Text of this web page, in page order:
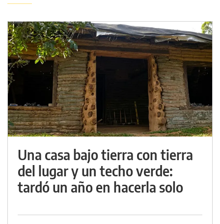
Una casa bajo tierra con tierra
del lugar y un techo verde:
tardó un año en hacerla solo